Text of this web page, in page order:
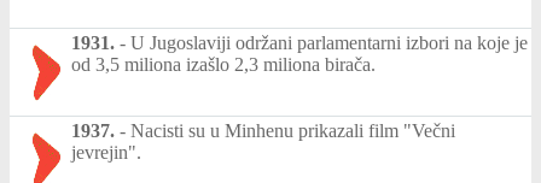
1931. - U Jugoslaviji održani parlamentarni izbori na koje je
od 3,5 miliona izašlo 2,3 miliona birača.
1937. - Nacisti su u Minhenu prikazali film "Večni
jevrejin".